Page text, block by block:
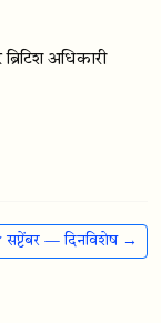
अधिकारी
सप्टेंबर — दिनविशेष →